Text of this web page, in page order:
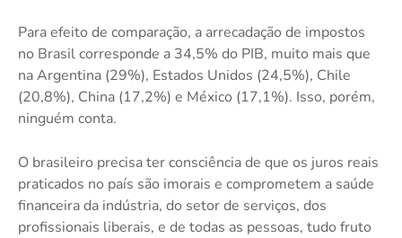
Para efeito de comparação, a arrecadação de impostos
no Brasil corresponde a 34,5% do PIB, muito mais que
na Argentina (29%), Estados Unidos (24,5%), Chile
(20,8%), China (17,2%) e México (17,1%). Isso, porém,
ninguém conta.
O brasileiro precisa ter consciência de que os juros reais
praticados no país são imorais e comprometem a saúde
financeira da indústria, do setor de serviços, dos
profissionais liberais, e de todas as pessoas, tudo fruto